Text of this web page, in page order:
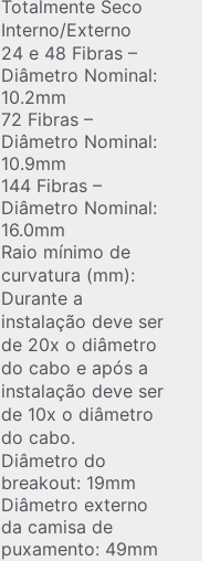
Totalmente Seco
Interno/Externo
24 e 48 Fibras –
Diâmetro Nominal:
10.2mm
72 Fibras –
Diâmetro Nominal:
10.9mm
144 Fibras –
Diâmetro Nominal:
16.0mm
Raio mínimo de
curvatura (mm):
Durante a
instalação deve ser
de 20x o diâmetro
do cabo e após a
instalação deve ser
de 10x o diâmetro
do cabo.
Diâmetro do
breakout: 19mm
Diâmetro externo
da camisa de
puxamento: 49mm